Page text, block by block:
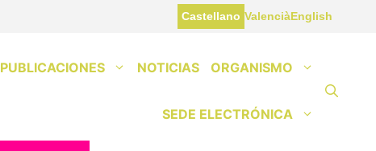
Castellano ValenciàEnglish
PUBLICACIONES NOTICIAS ORGANISMO
SEDE ELECTRÓNICA